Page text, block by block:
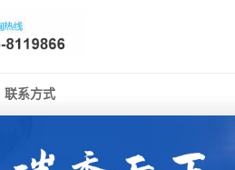
联系方式